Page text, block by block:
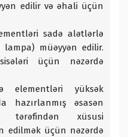
edilir və əhali üçün
sadə alətlərlə
müəyyən edilir.
üçün nəzərdə
elementləri yüksək
hazırlanmış əsasən
tərəfindən xüsusi
edilmək üçün nəzərdə